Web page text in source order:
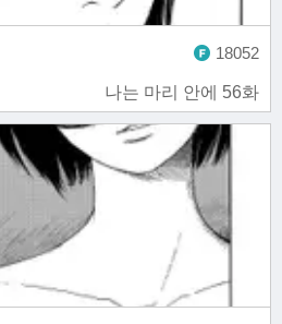
나는 마리 안에 56화
18052